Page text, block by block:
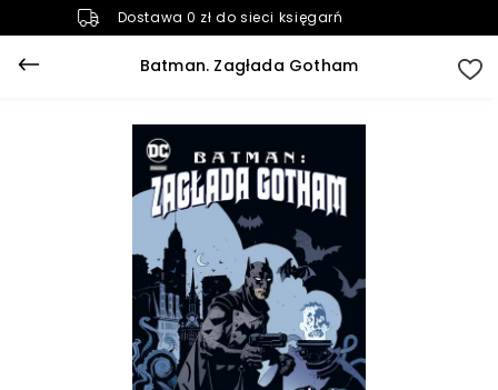
Dostawa 0 zł do sieci księgarń
Batman. Zagłada Gotham